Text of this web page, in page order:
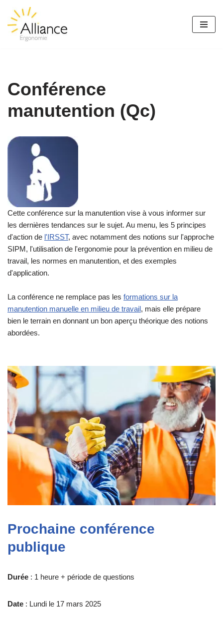
Aller
Conférence
manutention (Qc)
Cette conférence sur la manutention vise à vous informer sur
les dernières tendances sur le sujet. Au menu, les 5 principes
d'action de l'IRSST, avec notamment des notions sur l'approche
SIPM, l'utilisation de l'ergonomie pour la prévention en milieu de
travail, les normes en manutention, et des exemples
d'application.
La conférence ne remplace pas les formations sur la
manutention manuelle en milieu de travail, mais elle prépare
bien le terrain en donnant un bon aperçu théorique des notions
abordées.
Prochaine conférence
publique
Durée : 1 heure + période de questions
Date : Lundi le 17 mars 2025